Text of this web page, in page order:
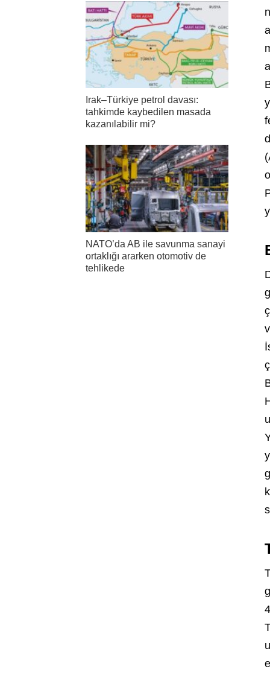
Irak–Türkiye petrol davası:
tahkimde kaybedilen masada
kazanılabilir mi?
NATO’da AB ile savunma sanayi
ortaklığı ararken otomotiv de
tehlikede